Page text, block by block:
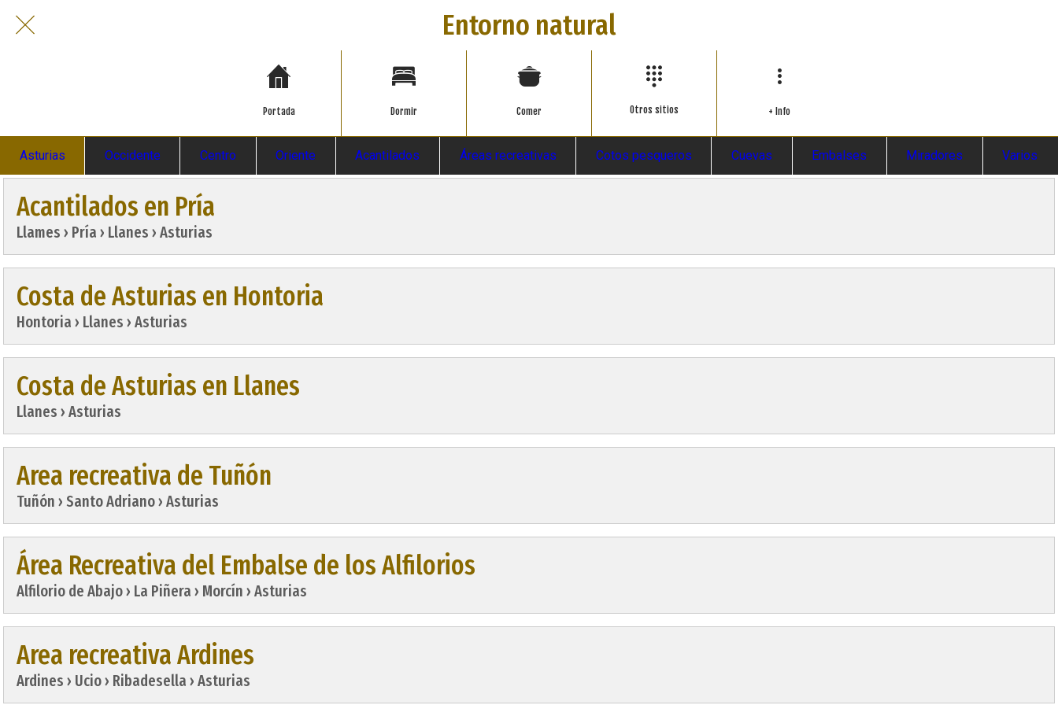
Entorno natural
Portada Dormir Comer Otros sitios + Info
Asturias Occidente Centro Oriente Acantilados Áreas recreativas Cotos pesqueros Cuevas Embalses Miradores Varios
Acantilados en Pría
Llames › Pría › Llanes › Asturias
Costa de Asturias en Hontoria
Hontoria › Llanes › Asturias
Costa de Asturias en Llanes
Llanes › Asturias
Area recreativa de Tuñón
Tuñón › Santo Adriano › Asturias
Área Recreativa del Embalse de los Alfilorios
Alfilorio de Abajo › La Piñera › Morcín › Asturias
Area recreativa Ardines
Ardines › Ucio › Ribadesella › Asturias